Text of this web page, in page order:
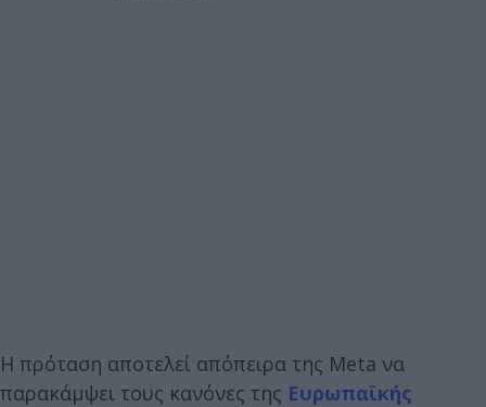
Η πρόταση αποτελεί απόπειρα της Meta να
παρακάμψει τους κανόνες της Ευρωπαϊκής